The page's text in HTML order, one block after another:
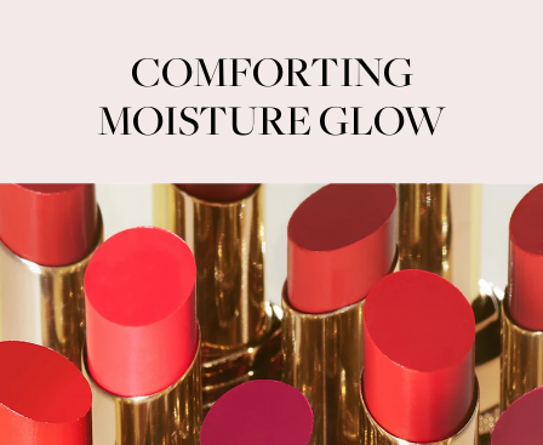
COMFORTING
MOISTURE GLOW